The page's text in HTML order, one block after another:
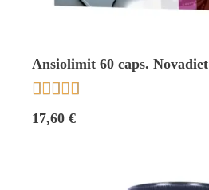
Ansiolimit 60 caps. Novadiet

17,60 €